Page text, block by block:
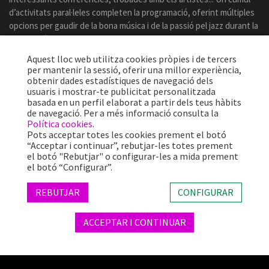
d’activitats paral·leles completen la programació, oferint múltiples
opcions per gaudir de la bona música i de la passió pel jazz durant la
celebració del certamen.
Més de 25 anys oferint la millor música en directe des de Barcelona.
Concerts, festivals i esdeveniments de gran convocatòria.
© 2026 TheProject Music Company, S.L. |Avís legal|
Aquest lloc web utilitza cookies pròpies i de tercers
per mantenir la sessió, oferir una millor experiència,
obtenir dades estadístiques de navegació dels
usuaris i mostrar-te publicitat personalitzada
basada en un perfil elaborat a partir dels teus hàbits
de navegació. Per a més informació consulta la
Política cookies.
Pots acceptar totes les cookies prement el botó
“Acceptar i continuar”, rebutjar-les totes prement
el botó "Rebutjar" o configurar-les a mida prement
el botó “Configurar”.
REBUTJAR CONFIGURAR
ACCEPTAR I CONTINUAR